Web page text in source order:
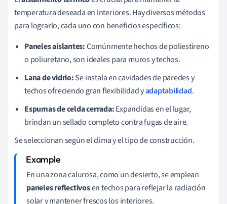
temperatura deseada en interiores. Hay diversos métodos
para lograrlo, cada uno con beneficios específicos:
Paneles aislantes:Comúnmente hechos de poliestireno
o poliuretano, son ideales para muros y techos.
Lana de vidrio:Se instala en cavidades de paredes y
techos ofreciendo gran flexibilidad yadaptabilidad.
Espumas de celda cerrada:Expandidas en el lugar,
brindan un sellado completo contra fugas de aire.
Se seleccionan según el clima y el tipo de construcción.
En una zona calurosa, como un desierto, se emplean
paneles reflectivosen techos para reflejar la radiación
solar y mantener frescos los interiores.